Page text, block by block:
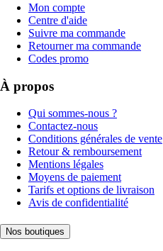
Mon compte
Centre d'aide
Suivre ma commande
Retourner ma commande
Codes promo
À propos
Qui sommes-nous ?
Contactez-nous
Conditions générales de vente
Retour & remboursement
Mentions légales
Moyens de paiement
Tarifs et options de livraison
Avis de confidentialité
Nos boutiques